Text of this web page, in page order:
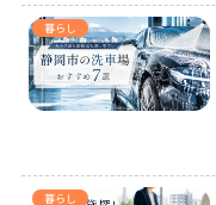
暮らし
暮らし